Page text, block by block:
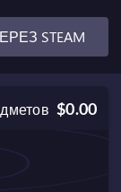
STEAM
$0.00